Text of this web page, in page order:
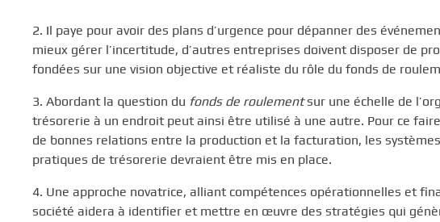
2. Il paye pour avoir des plans d’urgence pour dépanner des
mieux gérer l’incertitude, d’autres entreprises doivent disposer de
fondées sur une vision objective et réaliste du rôle du fonds de
3. Abordant la question du fonds de roulementsur une échelle de
trésorerie à un endroit peut ainsi être utilisé à une autre. Pour ce
de bonnes relations entre la production et la facturation, les
pratiques de trésorerie devraient être mis en place.
4. Une approche novatrice, alliant compétences opérationnelles et
société aidera à identifier et mettre en œuvre des stratégies qui